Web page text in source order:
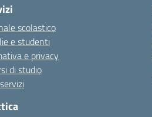
scolastico
e studenti
e privacy
di studio